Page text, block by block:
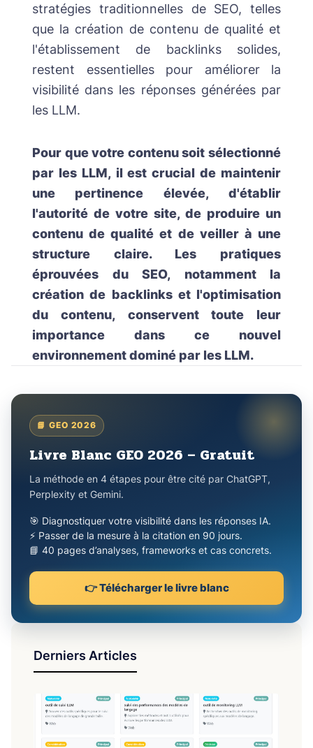
stratégies traditionnelles de SEO, telles
que la création de contenu de qualité et
l'établissement de backlinks solides,
restent essentielles pour améliorer la
visibilité dans les réponses générées par
les LLM. ​
Pour que votre contenu soit sélectionné
par les LLM, il est crucial de maintenir
une pertinence élevée, d'établir
l'autorité de votre site, de produire un
contenu de qualité et de veiller à une
structure claire. Les pratiques
éprouvées du SEO, notamment la
création de backlinks et l'optimisation
du contenu, conservent toute leur
importance dans ce nouvel
environnement dominé par les LLM.
📘 GEO 2026
Livre Blanc GEO 2026 – Gratuit
La méthode en 4 étapes pour être cité par ChatGPT,
Perplexity et Gemini.
🎯 Diagnostiquer votre visibilité dans les réponses IA.
⚡ Passer de la mesure à la citation en 90 jours.
📘 40 pages d’analyses, frameworks et cas concrets.
👉 Télécharger le livre blanc
Derniers Articles